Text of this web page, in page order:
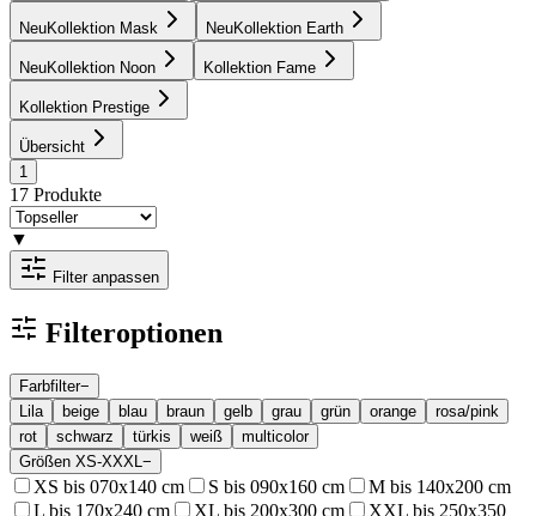
NeuKollektion Mask NeuKollektion Earth
NeuKollektion Noon Kollektion Fame
Kollektion Prestige
Übersicht
1
17 Produkte
▼
Filter anpassen
Filteroptionen
Farbfilter−
Lila
beige blau braun gelb grau grün orange
rosa/pink
rot
schwarz türkis weiß
multicolor
Größen XS-XXXL−
XS bis 070x140 cm S bis 090x160 cm
M bis 140x200 cm
L bis 170x240 cm
XL bis 200x300 cm
XXL bis 250x350